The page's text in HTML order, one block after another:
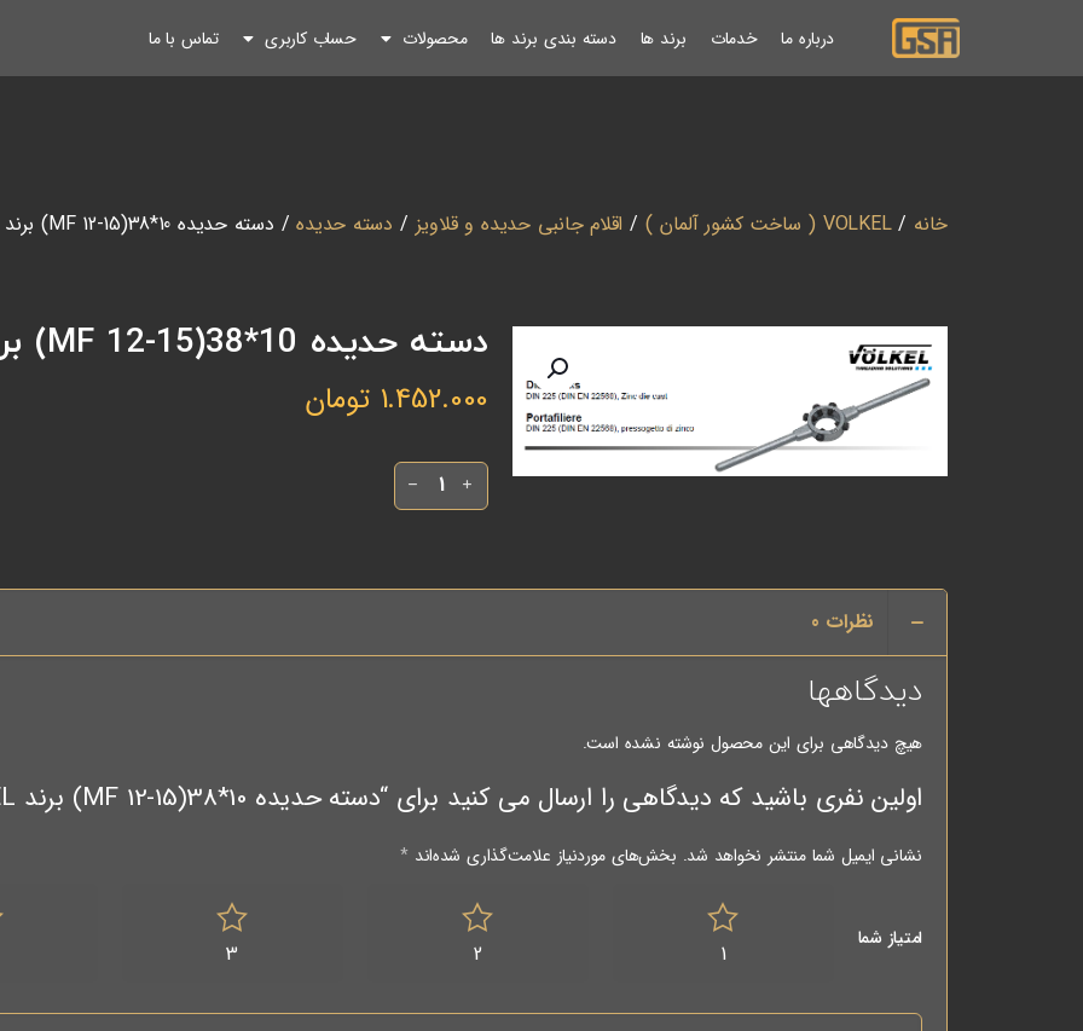
درباره ما خدمات برند ها دسته بندی برند ها محصولات حساب کاربری تماس با ما
خانه /VOLKEL ( ساخت کشور آلمان ) / اقلام جانبی حدیده و قلاویز / دسته حدیده/ دسته حدیده 10*38(MF 12-15) برند VOLKEL آلمان
دسته حدیده 10*38(MF 12-15) برند VOLKEL آلمان
1.452.000 تومان
نظرات 0
دیدگاهها
هیچ دیدگاهی برای این محصول نوشته نشده است.
اولین نفری باشید که دیدگاهی را ارسال می کنید برای “دسته حدیده 10*38(MF 12-15) برند VOLKEL آلمان”
نشانی ایمیل شما منتشر نخواهد شد. بخش‌های موردنیاز علامت‌گذاری شده‌اند *
امتیاز شما
1
2
3